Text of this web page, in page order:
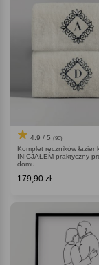
4.9 / 5 (90)
Komplet ręczników
INICJAŁEM praktyczny
domu
179,90 zł